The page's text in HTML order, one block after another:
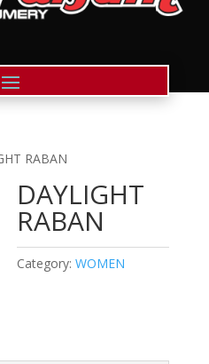
RABAN
DAYLIGHT
RABAN
Category:WOMEN